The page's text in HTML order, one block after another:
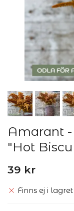
Amarant
"Hot
39 kr
Finns ej i lagret